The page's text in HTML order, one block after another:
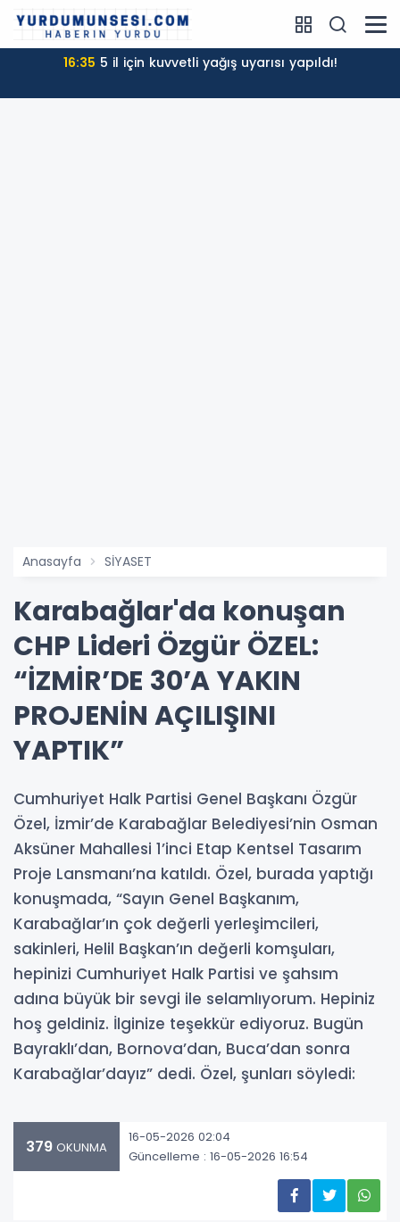
Hukukçulardan 'çerçeve yasa'ya tepki: 'Amacı
Anasayfa SİYASET
Karabağlar'da konuşan
CHP Lideri Özgür ÖZEL:
“İZMİR’DE 30’A YAKIN
PROJENİN AÇILIŞINI
YAPTIK”
Cumhuriyet Halk Partisi Genel Başkanı Özgür
Özel, İzmir’de Karabağlar Belediyesi’nin Osman
Aksüner Mahallesi 1’inci Etap Kentsel Tasarım
Proje Lansmanı’na katıldı. Özel, burada yaptığı
konuşmada, “Sayın Genel Başkanım,
Karabağlar’ın çok değerli yerleşimcileri,
sakinleri, Helil Başkan’ın değerli komşuları,
hepinizi Cumhuriyet Halk Partisi ve şahsım
adına büyük bir sevgi ile selamlıyorum. Hepiniz
hoş geldiniz. İlginize teşekkür ediyoruz. Bugün
Bayraklı’dan, Bornova’dan, Buca’dan sonra
Karabağlar’dayız” dedi. Özel, şunları söyledi:
379 OKUNMA
16-05-2026 02:04
Güncelleme : 16-05-2026 16:54